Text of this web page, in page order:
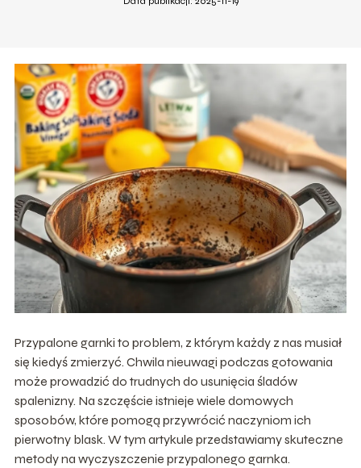
Przypalone garnki to problem, z którym każdy z nas musiał
się kiedyś zmierzyć. Chwila nieuwagi podczas gotowania
może prowadzić do trudnych do usunięcia śladów
spalenizny. Na szczęście istnieje wiele domowych
sposobów, które pomogą przywrócić naczyniom ich
pierwotny blask. W tym artykule przedstawiamy skuteczne
metody na wyczyszczenie przypalonego garnka.